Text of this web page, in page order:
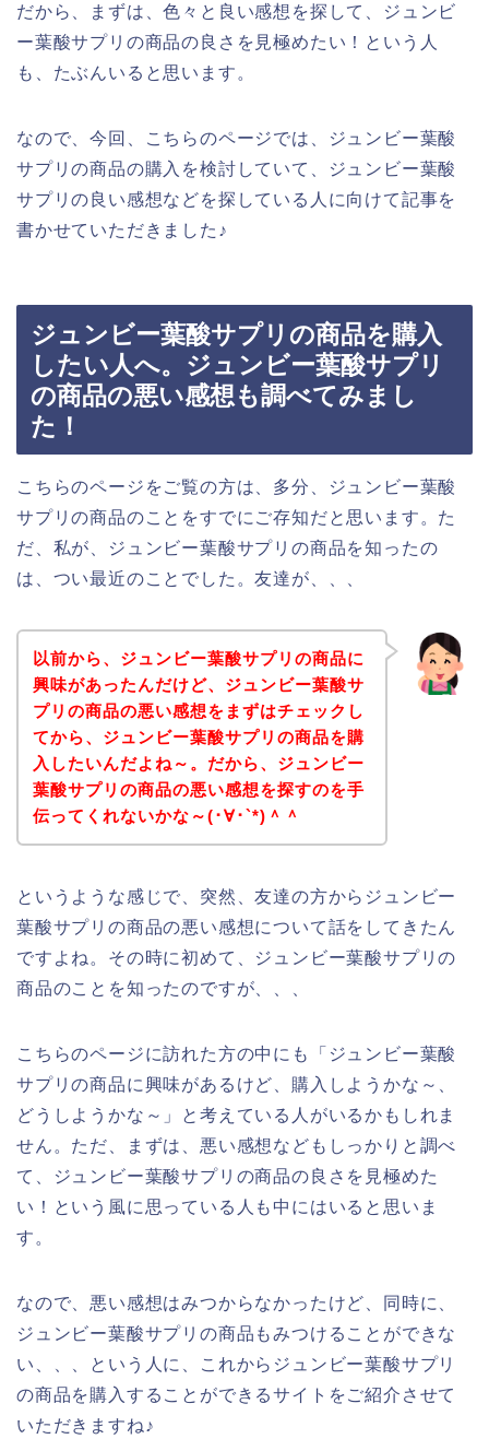
だから、まずは、色々と良い感想を探して、ジュンビ
ー葉酸サプリの商品の良さを見極めたい！という人
も、たぶんいると思います。
なので、今回、こちらのページでは、ジュンビー葉酸
サプリの商品の購入を検討していて、ジュンビー葉酸
サプリの良い感想などを探している人に向けて記事を
書かせていただきました♪
ジュンビー葉酸サプリの商品を購入
したい人へ。ジュンビー葉酸サプリ
の商品の悪い感想も調べてみまし
た！
こちらのページをご覧の方は、多分、ジュンビー葉酸
サプリの商品のことをすでにご存知だと思います。た
だ、私が、ジュンビー葉酸サプリの商品を知ったの
は、つい最近のことでした。友達が、、、
以前から、ジュンビー葉酸サプリの商品に
興味があったんだけど、ジュンビー葉酸サ
プリの商品の悪い感想をまずはチェックし
てから、ジュンビー葉酸サプリの商品を購
入したいんだよね～。だから、ジュンビー
葉酸サプリの商品の悪い感想を探すのを手
伝ってくれないかな～(･∀･`*)＾＾
というような感じで、突然、友達の方からジュンビー
葉酸サプリの商品の悪い感想について話をしてきたん
ですよね。その時に初めて、ジュンビー葉酸サプリの
商品のことを知ったのですが、、、
こちらのページに訪れた方の中にも「ジュンビー葉酸
サプリの商品に興味があるけど、購入しようかな～、
どうしようかな～」と考えている人がいるかもしれま
せん。ただ、まずは、悪い感想などもしっかりと調べ
て、ジュンビー葉酸サプリの商品の良さを見極めた
い！という風に思っている人も中にはいると思いま
す。
なので、悪い感想はみつからなかったけど、同時に、
ジュンビー葉酸サプリの商品もみつけることができな
い、、、という人に、これからジュンビー葉酸サプリ
の商品を購入することができるサイトをご紹介させて
いただきますね♪